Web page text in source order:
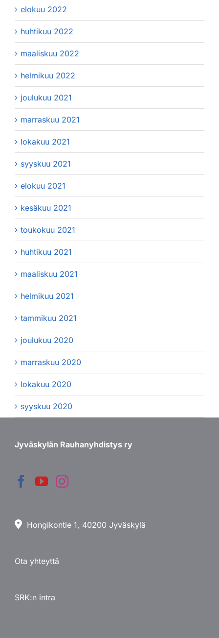
elokuu 2022
huhtikuu 2022
maaliskuu 2022
helmikuu 2022
joulukuu 2021
marraskuu 2021
lokakuu 2021
syyskuu 2021
elokuu 2021
kesäkuu 2021
toukokuu 2021
huhtikuu 2021
maaliskuu 2021
helmikuu 2021
tammikuu 2021
joulukuu 2020
marraskuu 2020
lokakuu 2020
syyskuu 2020
Jyväskylän Rauhanyhdistys ry
Hongikontie 1, 40200 Jyväskylä
Ota yhteyttä
SRK:n intra